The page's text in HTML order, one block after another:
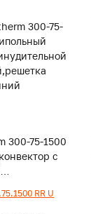
300-75-1500
с
RR U